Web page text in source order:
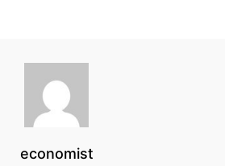
economist